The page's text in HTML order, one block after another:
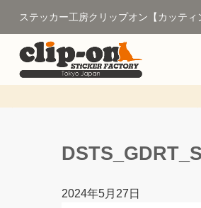
ステッカー工房クリップオン【カッティ
2024年5月27日